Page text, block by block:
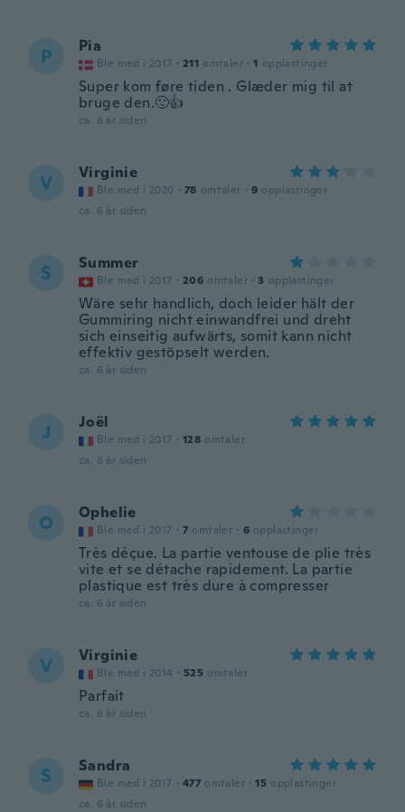
P Pia
Ble med i 2017 · 211 omtaler · 1 opplastinger
Super kom føre tiden . Glæder mig til at
bruge den.🙂👍
ca. 6 år siden
V Virginie
Ble med i 2020 · 78 omtaler · 9 opplastinger
ca. 6 år siden
S Summer
Ble med i 2017 · 206 omtaler · 3 opplastinger
Wäre sehr handlich, doch leider hält der
Gummiring nicht einwandfrei und dreht
sich einseitig aufwärts, somit kann nicht
effektiv gestöpselt werden.
ca. 6 år siden
J Joël
Ble med i 2017 · 128 omtaler
ca. 6 år siden
O Ophelie
Ble med i 2017 · 7 omtaler · 6 opplastinger
Très déçue. La partie ventouse de plie très
vite et se détache rapidement. La partie
plastique est très dure à compresser
ca. 6 år siden
V Virginie
Ble med i 2014 · 525 omtaler
Parfait
ca. 6 år siden
S Sandra
Ble med i 2017 · 477 omtaler · 15 opplastinger
ca. 6 år siden